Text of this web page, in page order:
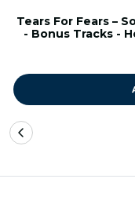
Tears For Fears –
- Bonus Tracks -